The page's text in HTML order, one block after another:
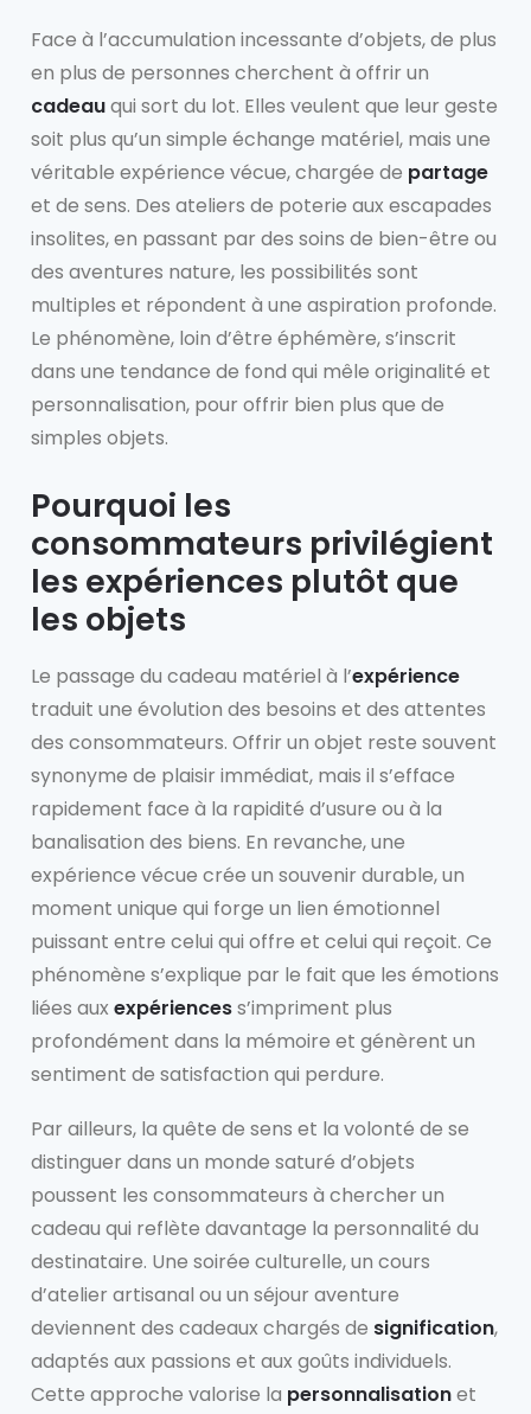
Face à l’accumulation incessante d’objets, de plus
en plus de personnes cherchent à offrir un
cadeauqui sort du lot. Elles veulent que leur geste
soit plus qu’un simple échange matériel, mais une
véritable expérience vécue, chargée de partage
et de sens. Des ateliers de poterie aux escapades
insolites, en passant par des soins de bien-être ou
des aventures nature, les possibilités sont
multiples et répondent à une aspiration profonde.
Le phénomène, loin d’être éphémère, s’inscrit
dans une tendance de fond qui mêle originalité et
personnalisation, pour offrir bien plus que de
simples objets.
Pourquoi les
consommateurs privilégient
les expériences plutôt que
les objets
Le passage du cadeau matériel à l’expérience
traduit une évolution des besoins et des attentes
des consommateurs. Offrir un objet reste souvent
synonyme de plaisir immédiat, mais il s’efface
rapidement face à la rapidité d’usure ou à la
banalisation des biens. En revanche, une
expérience vécue crée un souvenir durable, un
moment unique qui forge un lien émotionnel
puissant entre celui qui offre et celui qui reçoit. Ce
phénomène s’explique par le fait que les émotions
liées aux expériencess’impriment plus
profondément dans la mémoire et génèrent un
sentiment de satisfaction qui perdure.
Par ailleurs, la quête de sens et la volonté de se
distinguer dans un monde saturé d’objets
poussent les consommateurs à chercher un
cadeau qui reflète davantage la personnalité du
destinataire. Une soirée culturelle, un cours
d’atelier artisanal ou un séjour aventure
deviennent des cadeaux chargés de signification,
adaptés aux passions et aux goûts individuels.
Cette approche valorise la personnalisationet